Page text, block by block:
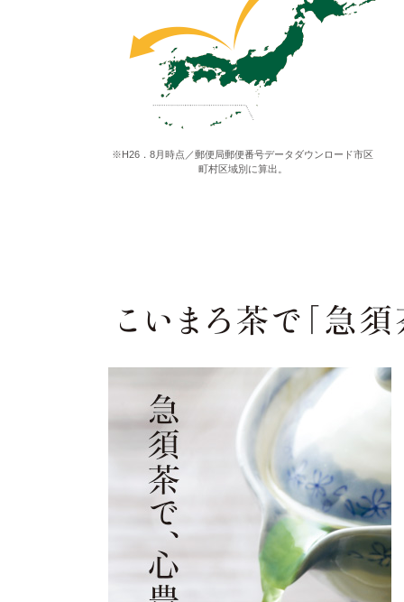
※H26．8月時点／郵便局郵便番号データダウンロード市区
町村区域別に算出。